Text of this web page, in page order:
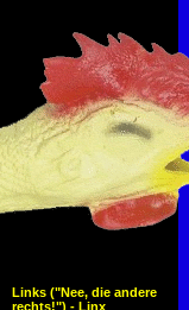
Links ("Nee, die andere
rechts!") - Linx